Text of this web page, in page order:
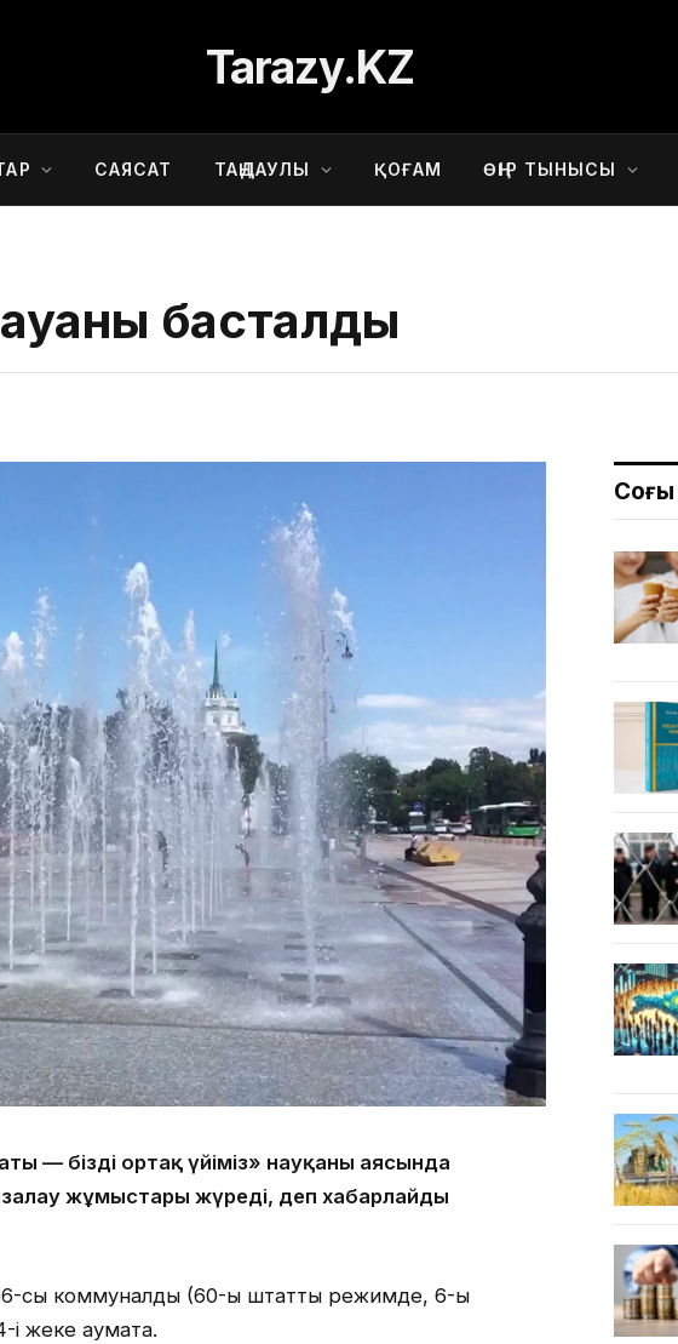
Tarazy.KZ
САЯСАТ ТАҢДАУЛЫ ҚОҒАМ ӨҢІР ТЫНЫСЫ
басталды
— біздің ортақ үйіміз» науқаны аясында
жұмыстары жүреді, деп хабарлайды
сы коммуналдық (60-ы штаттық режимде, 6-ы
жеке аумақта.